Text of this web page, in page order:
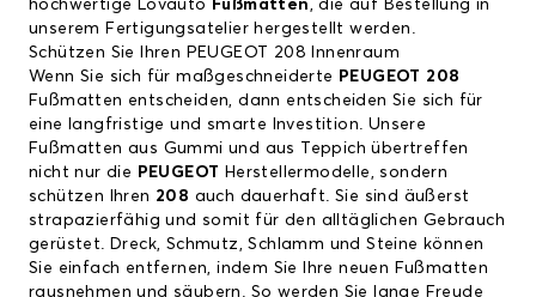
hochwertige Lovauto Fußmatten, die auf Bestellung in
unserem Fertigungsatelier hergestellt werden.
Schützen Sie Ihren PEUGEOT 208 Innenraum
Wenn Sie sich für maßgeschneiderte PEUGEOT 208
Fußmatten entscheiden, dann entscheiden Sie sich für
eine langfristige und smarte Investition. Unsere
Fußmatten aus Gummi und aus Teppich übertreffen
nicht nur die PEUGEOT Herstellermodelle, sondern
schützen Ihren 208 auch dauerhaft. Sie sind äußerst
strapazierfähig und somit für den alltäglichen Gebrauch
gerüstet. Dreck, Schmutz, Schlamm und Steine können
Sie einfach entfernen, indem Sie Ihre neuen Fußmatten
rausnehmen und säubern. So werden Sie lange Freude